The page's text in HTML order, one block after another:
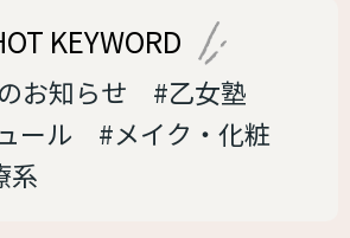
LAND（ニッセン スマイルランド） 日本
の通販老舗が展開する、「大きいサイ
ズ」の専門ブランドです • ...
KEYWORD
お知らせ
#乙女塾
ール
#メイク・化粧
系